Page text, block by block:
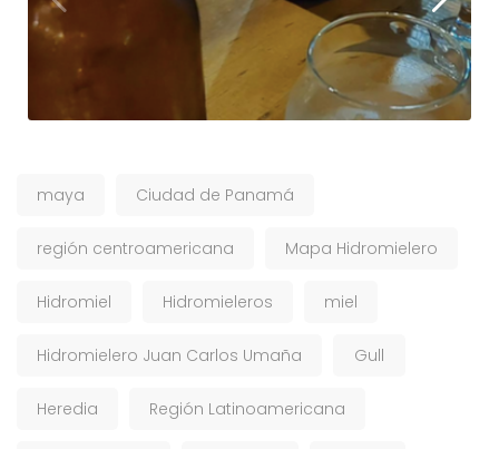
maya Ciudad de Panamá
región centroamericana Mapa Hidromielero
Hidromiel Hidromieleros miel
Hidromielero Juan Carlos Umaña Gull
Heredia Región Latinoamericana